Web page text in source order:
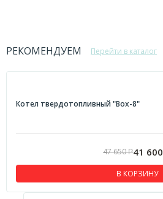
РЕКОМЕНДУЕМ Перейти в каталог
Котел твердотопливный "Box-8"
47 650Р41 600
В КОРЗИНУ